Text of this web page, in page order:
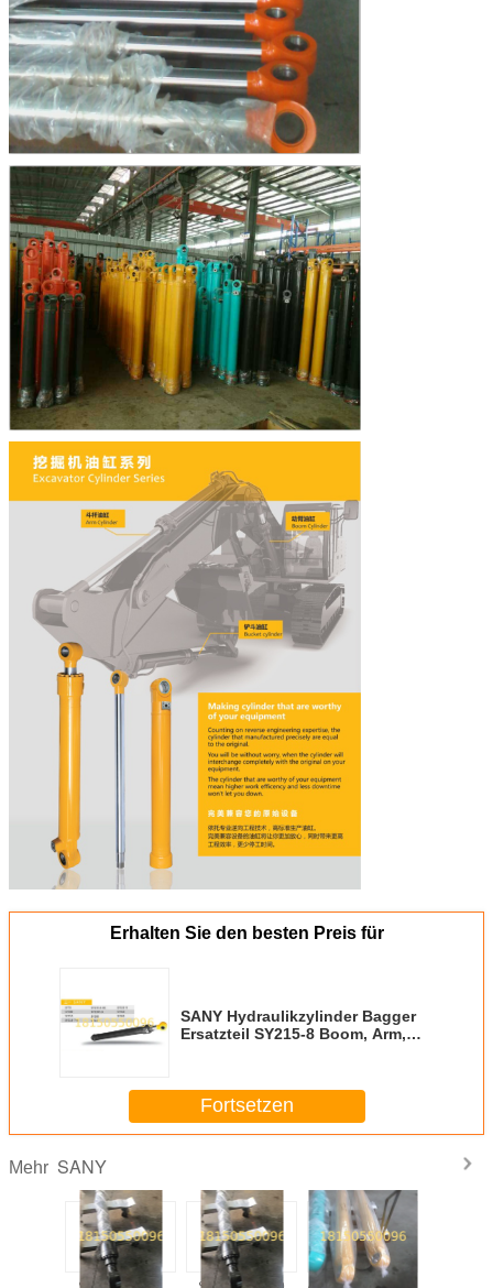
Erhalten Sie den besten Preis für
SANY Hydraulikzylinder Bagger
Ersatzteil SY215-8 Boom, Arm,
Fortsetzen
Mehr SANY